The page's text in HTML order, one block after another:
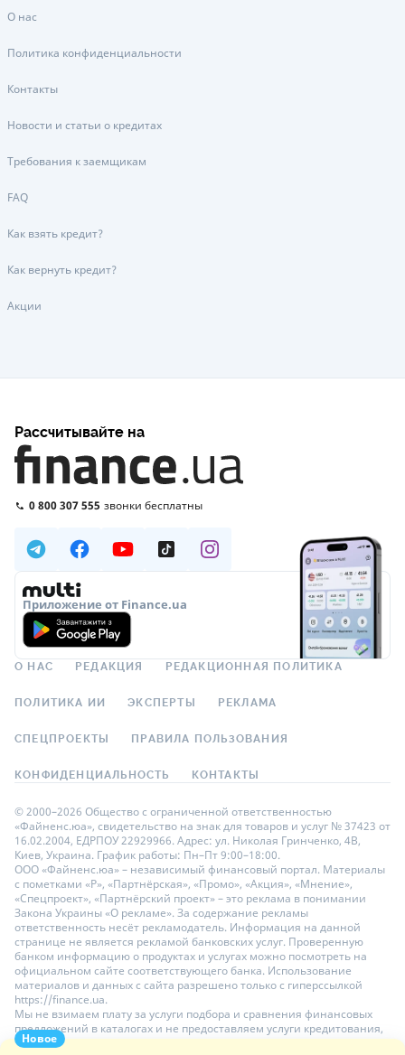
Новое
О нас
Политика конфиденциальности
Контакты
Новости и статьи о кредитах
Требования к заемщикам
FAQ
Как взять кредит?
Как вернуть кредит?
Акции
Рассчитывайте на
0 800 307 555 звонки бесплатны
Приложение от Finance.ua
О НАС РЕДАКЦИЯ РЕДАКЦИОННАЯ ПОЛИТИКА
ПОЛИТИКА ИИ ЭКСПЕРТЫ РЕКЛАМА
СПЕЦПРОЕКТЫ ПРАВИЛА ПОЛЬЗОВАНИЯ
КОНФИДЕНЦИАЛЬНОСТЬ КОНТАКТЫ
© 2000–2026 Общество с ограниченной ответственностью
«Файненс.юа», свидетельство на знак для товаров и услуг № 37423 от
16.02.2004, ЕДРПОУ 22929966. Адрес: ул. Николая Гринченко, 4В,
Киев, Украина. График работы: Пн–Пт 9:00–18:00.
ООО «Файненс.юа» – независимый финансовый портал. Материалы
с пометками «Р», «Партнёрская», «Промо», «Акция», «Мнение»,
«Спецпроект», «Партнёрский проект» – это реклама в понимании
Закона Украины «О рекламе». За содержание рекламы
ответственность несёт рекламодатель. Информация на данной
странице не является рекламой банковских услуг. Проверенную
банком информацию о продуктах и услугах можно посмотреть на
официальном сайте соответствующего банка. Использование
материалов и данных с сайта разрешено только с гиперссылкой
https://finance.ua.
Мы не взимаем плату за услуги подбора и сравнения финансовых
предложений в каталогах и не предоставляем услуги кредитования,
размещения депозитов и страхования. Ваши личные данные на